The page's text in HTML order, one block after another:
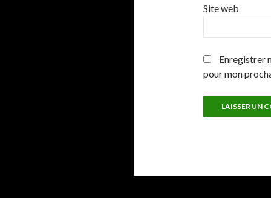
Site web
Enregistrer
pour mon